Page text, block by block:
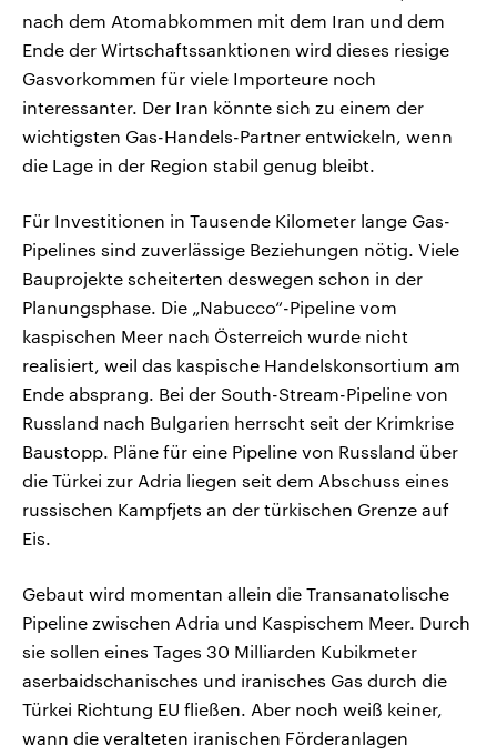
nach dem Atomabkommen mit dem Iran und dem
Ende der Wirtschaftssanktionen wird dieses riesige
Gasvorkommen für viele Importeure noch
interessanter. Der Iran könnte sich zu einem der
wichtigsten Gas-Handels-Partner entwickeln, wenn
die Lage in der Region stabil genug bleibt.
Für Investitionen in Tausende Kilometer lange Gas-
Pipelines sind zuverlässige Beziehungen nötig. Viele
Bauprojekte scheiterten deswegen schon in der
Planungsphase. Die „Nabucco“-Pipeline vom
kaspischen Meer nach Österreich wurde nicht
realisiert, weil das kaspische Handelskonsortium am
Ende absprang. Bei der South-Stream-Pipeline von
Russland nach Bulgarien herrscht seit der Krimkrise
Baustopp. Pläne für eine Pipeline von Russland über
die Türkei zur Adria liegen seit dem Abschuss eines
russischen Kampfjets an der türkischen Grenze auf
Eis.
Gebaut wird momentan allein die Transanatolische
Pipeline zwischen Adria und Kaspischem Meer. Durch
sie sollen eines Tages 30 Milliarden Kubikmeter
aserbaidschanisches und iranisches Gas durch die
Türkei Richtung EU fließen. Aber noch weiß keiner,
wann die veralteten iranischen Förderanlagen